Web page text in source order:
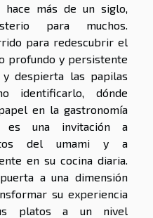
hace más de un siglo,
para muchos.
para redescubrir el
profundo y persistente
despierta las papilas
identificarlo, dónde
en la gastronomía
es una invitación a
del umami y a
en su cocina diaria.
a una dimensión
su experiencia
platos a un nivel